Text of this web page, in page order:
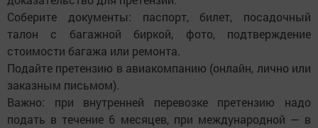
Соберите документы: паспорт, билет, посадочный
талон с багажной биркой, фото, подтверждение
стоимости багажа или ремонта.
Подайте претензию в авиакомпанию (онлайн, лично или
заказным письмом).
Важно: при внутренней перевозке претензию надо
подать в течение 6 месяцев, при международной — в